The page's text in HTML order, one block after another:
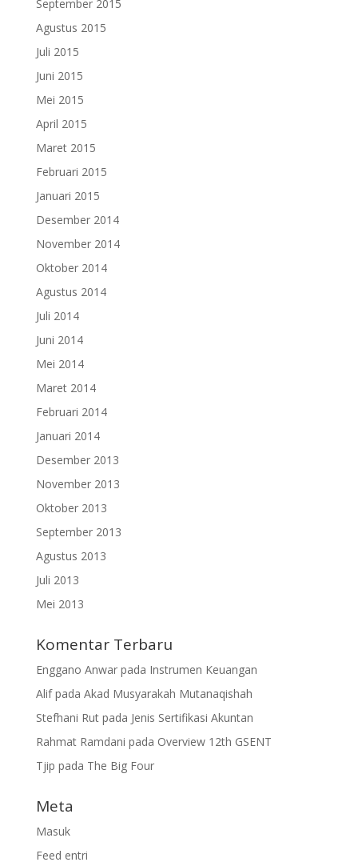
September 2015
Agustus 2015
Juli 2015
Juni 2015
Mei 2015
April 2015
Maret 2015
Februari 2015
Januari 2015
Desember 2014
November 2014
Oktober 2014
Agustus 2014
Juli 2014
Juni 2014
Mei 2014
Maret 2014
Februari 2014
Januari 2014
Desember 2013
November 2013
Oktober 2013
September 2013
Agustus 2013
Juli 2013
Mei 2013
Komentar Terbaru
Enggano Anwarpada Instrumen Keuangan
Alifpada Akad Musyarakah Mutanaqishah
Stefhani Rutpada Jenis Sertifikasi Akuntan
Rahmat Ramdani pada Overview 12th GSENT
Tjip pada The Big Four
Meta
Masuk
Feed entri